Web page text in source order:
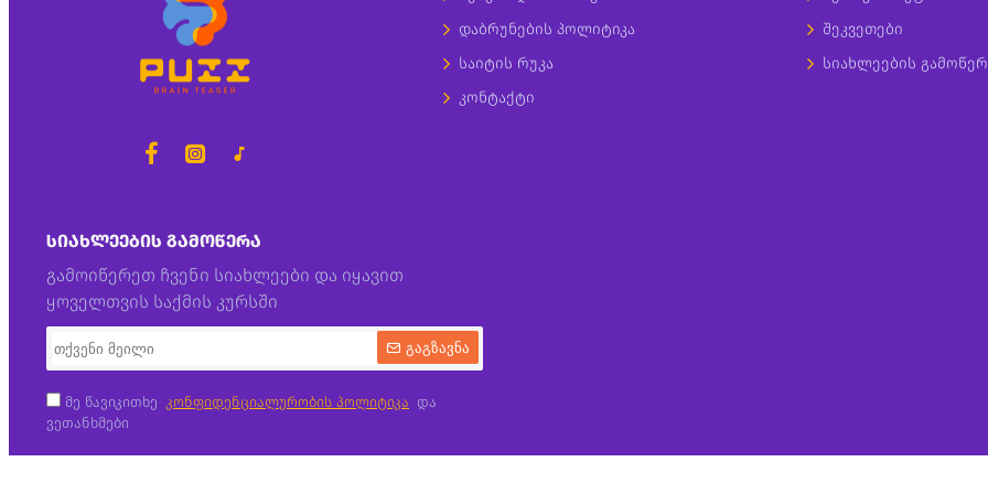
დაბრუნების პოლიტიკა
საიტის რუკა
კონტაქტი
შეკვეთები
სიახლეების
ᲡᲘᲐᲮᲚᲔᲔᲑᲘᲡ ᲒᲐᲛᲝᲬᲔᲠᲐ
გამოიწერეთ ჩვენი სიახლეები და იყავით
ყოველთვის საქმის კურსში
გაგზავნა
მე წავიკითხე კონფიდენციალურობის პოლიტიკა და
ვეთანხმები